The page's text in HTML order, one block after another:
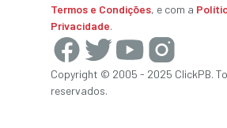
Termos e Condições, e com a
Privacidade.
Copyright © 2005 - 2025 ClickPB.
reservados.